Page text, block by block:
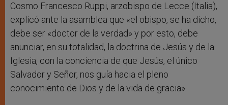
Cosmo Francesco Ruppi, arzobispo de Lecce (Italia),
explicó ante la asamblea que «el obispo, se ha dicho,
debe ser «doctor de la verdad» y por esto, debe
anunciar, en su totalidad, la doctrina de Jesús y de la
Iglesia, con la conciencia de que Jesús, el único
Salvador y Señor, nos guía hacia el pleno
conocimiento de Dios y de la vida de gracia».